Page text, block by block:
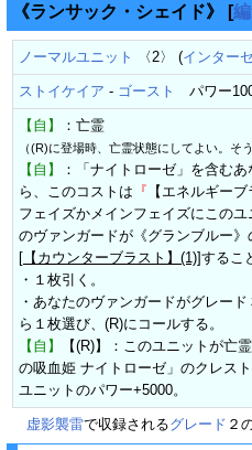
《ランサック・シェイド》 [
ノーマルユニット 〈2〉 (インター
ストイケイア - ゴースト パワー
【自】 ：亡霊
（(R)に登場時、亡霊状態にしてよい。そ
【自】
：「ナイトローゼ」を含む
ら、このコストは 『 【エネルギー
フェイズかメインフェイズにこの
のヴァンガードが《グランブルー》
[ 【カウンターブラスト】(1)]するこ
・１枚引く。
・あなたのヴァンガードがグレー
ら１枚選び、(R)にコールする。
【自】
【(R)】：このユニットが亡
の吸血姫 ナイトローゼ」のクレス
ユニットのパワー+5000。
虚影襲雷で収録されるグレード ２